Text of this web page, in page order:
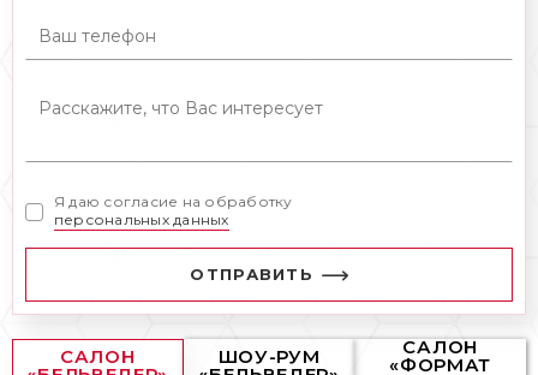
Я даю согласие на обработку
персональных данных
ОТПРАВИТЬ
САЛОН ШОУ-РУМ САЛОН
«ФОРМАТ